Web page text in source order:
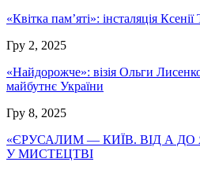
«Квітка пам’яті»: інсталяція
Гру 2, 2025
«Найдорожче»: візія Ольги
майбутнє України
Гру 8, 2025
«ЄРУСАЛИМ — КИЇВ. ВІД А ДО
У МИСТЕЦТВІ